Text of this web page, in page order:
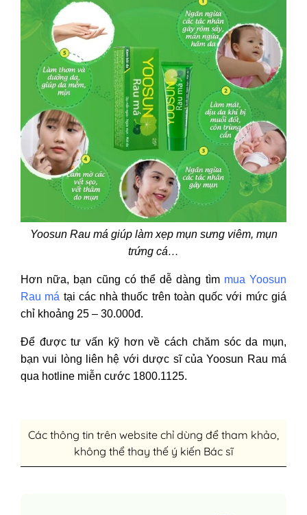
Yoosun Rau má giúp làm xẹp mụn sưng viêm, mụn
trứng cá…
Hơn nữa, bạn cũng có thể dễ dàng tìm mua Yoosun
Rau má tại các nhà thuốc trên toàn quốc với mức giá
chỉ khoảng 25 – 30.000đ.
Để được tư vấn kỹ hơn về cách chăm sóc da mụn,
bạn vui lòng liên hệ với dược sĩ của Yoosun Rau má
qua hotline miễn cước 1800.1125.
Các thông tin trên website chỉ dùng để tham khảo,
không thể thay thế ý kiến Bác sĩ